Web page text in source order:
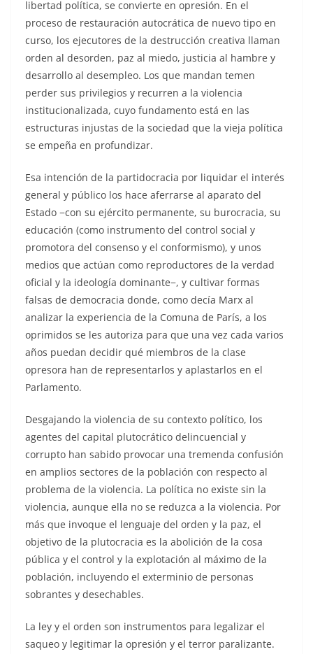
libertad política, se convierte en opresión. En el
proceso de restauración autocrática de nuevo tipo en
curso, los ejecutores de la destrucción creativa llaman
orden al desorden, paz al miedo, justicia al hambre y
desarrollo al desempleo. Los que mandan temen
perder sus privilegios y recurren a la violencia
institucionalizada, cuyo fundamento está en las
estructuras injustas de la sociedad que la vieja política
se empeña en profundizar.
Esa intención de la partidocracia por liquidar el interés
general y público los hace aferrarse al aparato del
Estado −con su ejército permanente, su burocracia, su
educación (como instrumento del control social y
promotora del consenso y el conformismo), y unos
medios que actúan como reproductores de la verdad
oficial y la ideología dominante−, y cultivar formas
falsas de democracia donde, como decía Marx al
analizar la experiencia de la Comuna de París, a los
oprimidos se les autoriza para que una vez cada varios
años puedan decidir qué miembros de la clase
opresora han de representarlos y aplastarlos en el
Parlamento.
Desgajando la violencia de su contexto político, los
agentes del capital plutocrático delincuencial y
corrupto han sabido provocar una tremenda confusión
en amplios sectores de la población con respecto al
problema de la violencia. La política no existe sin la
violencia, aunque ella no se reduzca a la violencia. Por
más que invoque el lenguaje del orden y la paz, el
objetivo de la plutocracia es la abolición de la cosa
pública y el control y la explotación al máximo de la
población, incluyendo el exterminio de personas
sobrantes y desechables.
La ley y el orden son instrumentos para legalizar el
saqueo y legitimar la opresión y el terror paralizante.